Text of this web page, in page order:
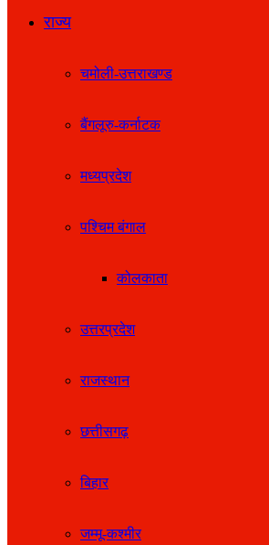
राज्य
चमोली-उत्तराखण्ड
बैंगलूरु-कर्नाटक
मध्यप्रदेश
पश्चिम बंगाल
कोलकाता
उत्तरप्रदेश
राजस्थान
छत्तीसगढ़
बिहार
जम्मू-कश्मीर